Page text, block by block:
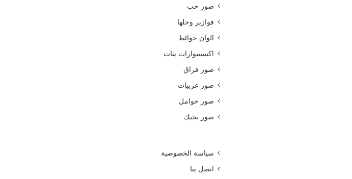
صور حب
فوازير وحلها
الوان حوائط
اكسسوارات بنات
صور فراق
صور عربيات
صور حوامل
صور بحبك
سياسة الخصوصية
اتصل بنا